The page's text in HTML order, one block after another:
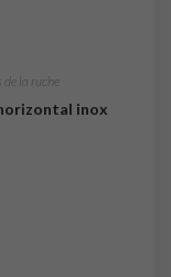
la ruche
inox